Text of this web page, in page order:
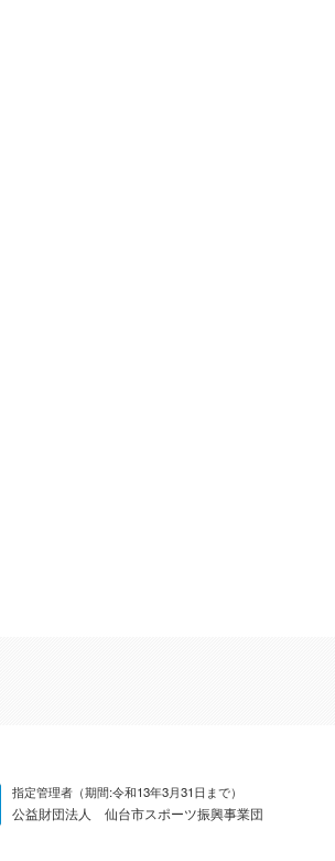
指定管理者（期間:令和13年3月31日まで）
公益財団法人 仙台市スポーツ振興事業団